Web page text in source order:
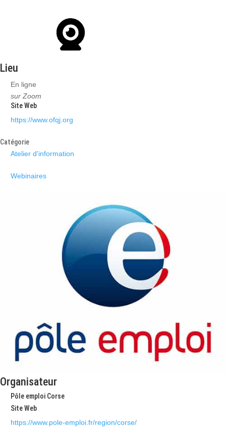
Lieu
En ligne
sur Zoom
Site Web
https://www.ofqj.org
Catégorie
Atelier d'information
Webinaires
Organisateur
Pôle emploi Corse
Site Web
https://www.pole-emploi.fr/region/corse/